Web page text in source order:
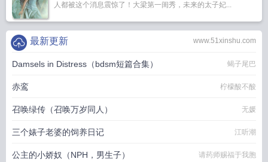
人都被这个消息震惊了！大梁第一闺秀，未来的太子妃...
www.51xinshu.com
最新更新
Damsels in Distress（bdsm短篇合集） 蝎子尾巴
赤鸾 柠檬酸不酸
召唤绿传（召唤万岁同人） 无媛
三个婊子老婆的饲养日记 江听潮
公主的小娇奴（NPH，男生子） 请药师赐福于我胞